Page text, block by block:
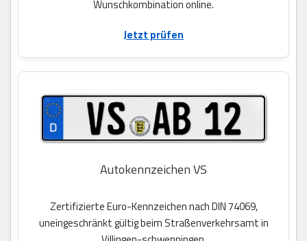
Wunschkombination online.
Jetzt prüfen
Autokennzeichen VS
Zertifizierte Euro-Kennzeichen nach DIN 74069,
uneingeschränkt gültig beim Straßenverkehrsamt in